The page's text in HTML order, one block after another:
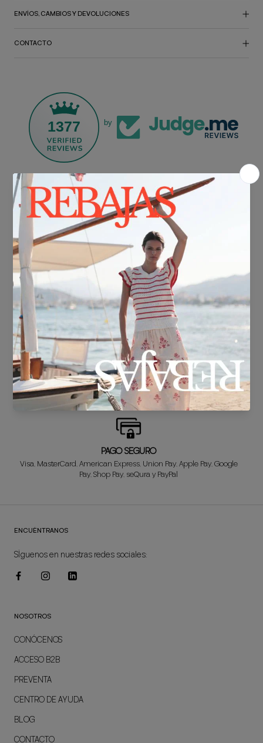
ENVÍOS, CAMBIOS Y DEVOLUCIONES
CONTACTO
1377 by
ENVÍO GRATIS*
En compras superiores a 30€.
ENTREGA EN 24/48h
Sabemos que no puedes esperar a estrenar tu nuevo look, así que lo
preparamos súper rápido para ti.
CAMBIO GRATUITO*
¿No hemos acertado? Tranquila! El primer cambio es GRATIS. Y
devolvemos el dinero en tus devoluciones!
PAGO SEGURO
Visa, MasterCard, American Express, Union Pay, Apple Pay, Google
Pay, Shop Pay, seQura y PayPal
ENCUÉNTRANOS
SÍguenos en nuestras redes sociales:
NOSOTROS
CONÓCENOS
ACCESO B2B
PREVENTA
CENTRO DE AYUDA
BLOG
CONTACTO